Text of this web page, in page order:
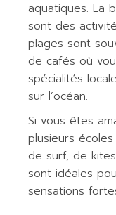
aquatiques. La
sont des
plages sont
de cafés où
spécialités
sur l’océan.
Si vous êtes
plusieurs
de surf, de
sont idéales
sensations